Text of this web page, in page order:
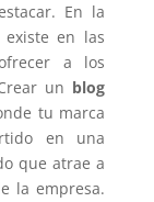
En la
en las
a los
un blog
tu marca
en una
que atrae a
la empresa.